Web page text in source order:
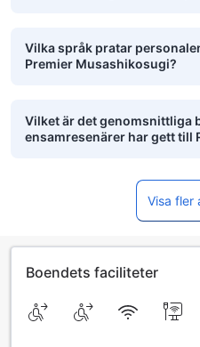
Vilka språk pratar
Premier Musashikosugi?
Vilket är det genomsnittliga
ensamresenärer har gett till
Visa fler
Boendets faciliteter